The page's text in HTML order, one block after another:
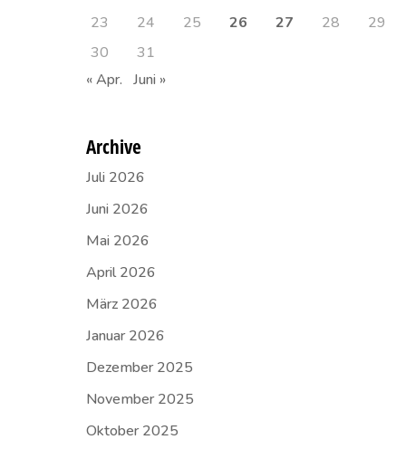
23
24 25 26 27 28
29
30
31
« Apr. Juni »
Archive
Juli 2026
Juni 2026
Mai 2026
April 2026
März 2026
Januar 2026
Dezember 2025
November 2025
Oktober 2025